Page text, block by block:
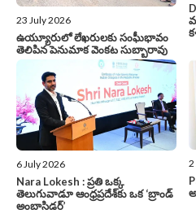
23 July 2026
ఉయ్యూరులో లేఖరులకు సంఘీభావం
తెలిపిన పెనుమాక వెంకట సుబ్బారావు
6 July 2026
Nara Lokesh : ప్రతి ఒక్క
తెలుగువాడూ ఆంధ్రప్రదేశ్‌కు ఒక ‘బ్రాండ్
అంబాసిడర్’
2